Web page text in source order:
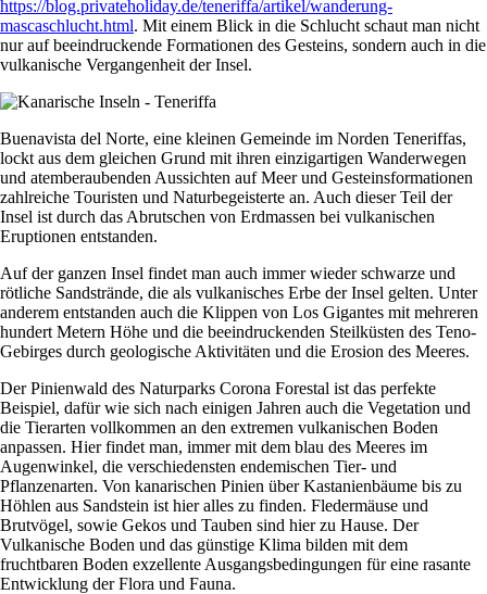
https://blog.privateholiday.de/teneriffa/artikel/wanderung-
mascaschlucht.html. Mit einem Blick in die Schlucht schaut man nicht
nur auf beeindruckende Formationen des Gesteins, sondern auch in die
vulkanische Vergangenheit der Insel.
Buenavista del Norte, eine kleinen Gemeinde im Norden Teneriffas,
lockt aus dem gleichen Grund mit ihren einzigartigen Wanderwegen
und atemberaubenden Aussichten auf Meer und Gesteinsformationen
zahlreiche Touristen und Naturbegeisterte an. Auch dieser Teil der
Insel ist durch das Abrutschen von Erdmassen bei vulkanischen
Eruptionen entstanden.
Auf der ganzen Insel findet man auch immer wieder schwarze und
rötliche Sandstrände, die als vulkanisches Erbe der Insel gelten. Unter
anderem entstanden auch die Klippen von Los Gigantes mit mehreren
hundert Metern Höhe und die beeindruckenden Steilküsten des Teno-
Gebirges durch geologische Aktivitäten und die Erosion des Meeres.
Der Pinienwald des Naturparks Corona Forestal ist das perfekte
Beispiel, dafür wie sich nach einigen Jahren auch die Vegetation und
die Tierarten vollkommen an den extremen vulkanischen Boden
anpassen. Hier findet man, immer mit dem blau des Meeres im
Augenwinkel, die verschiedensten endemischen Tier- und
Pflanzenarten. Von kanarischen Pinien über Kastanienbäume bis zu
Höhlen aus Sandstein ist hier alles zu finden. Fledermäuse und
Brutvögel, sowie Gekos und Tauben sind hier zu Hause. Der
Vulkanische Boden und das günstige Klima bilden mit dem
fruchtbaren Boden exzellente Ausgangsbedingungen für eine rasante
Entwicklung der Flora und Fauna.